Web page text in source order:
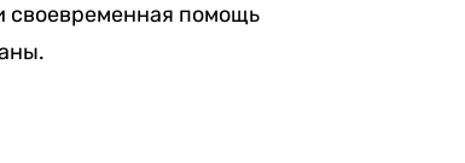
своевременная помощь